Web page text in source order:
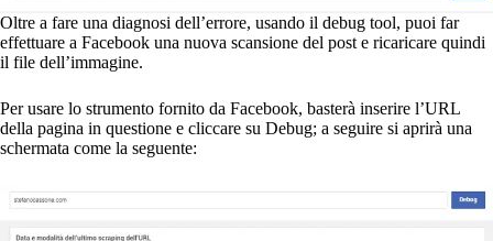
Oltre a fare una diagnosi dell’errore, usando il debug tool, puoi far
effettuare a Facebook una nuova scansione del post e ricaricare quindi
il file dell’immagine.
Per usare lo strumento fornito da Facebook, basterà inserire l’URL
della pagina in questione e cliccare su Debug; a seguire si aprirà una
schermata come la seguente: